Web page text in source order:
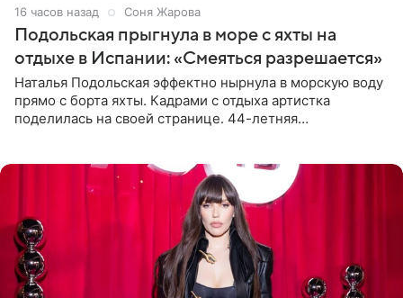
16 часов назад Соня Жарова
Подольская прыгнула в море с яхты на
отдыхе в Испании: «Смеяться разрешается»
Наталья Подольская эффектно нырнула в морскую воду
прямо с борта яхты. Кадрами с отдыха артистка
поделилась на своей странице. 44-летняя